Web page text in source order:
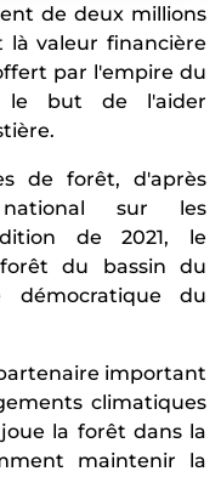
de deux millions
là valeur financière
par l'empire du
le but de l'aider
ère.
de forêt, d'après
sur les
dition de 2021, le
êt du bassin du
démocratique du
important
climatiques
la forêt dans la
maintenir la